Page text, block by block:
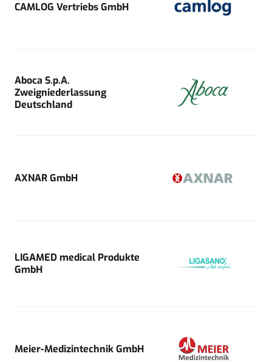
CAMLOG Vertriebs GmbH
Aboca S.p.A.
Zweigniederlassung
Deutschland
AXNAR GmbH
LIGAMED medical Produkte
GmbH
Meier-Medizintechnik GmbH